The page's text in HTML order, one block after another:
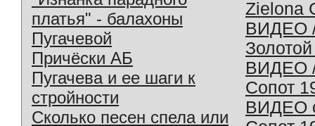
платья" - балахоны
Пугачевой
Причёски АБ
Пугачева и ее шаги к
стройности
Сколько песен спела или
Zielona
ВИДЕО
ВИДЕО
Сопот
ВИДЕО